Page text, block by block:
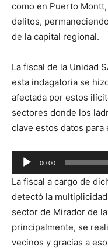
como en Puerto
delitos,
de la capital regional.
La fiscal de la Unidad
esta indagatoria se
afectada por estos
sectores donde los
clave estos datos
Reproductor
de
audio
00:00
La fiscal a cargo de
detectó la
sector de Mirador de
principalmente, se
vecinos y gracias a